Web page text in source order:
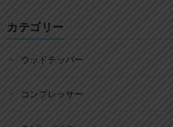
カテゴリー
ウッドチッパー
コンプレッサー